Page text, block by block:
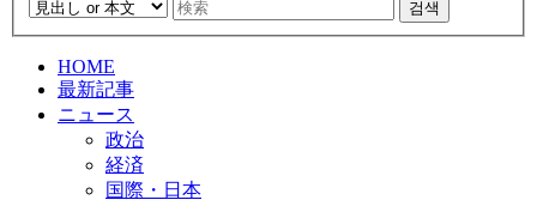
검색
HOME
最新記事
ニュース
政治
経済
国際・日本